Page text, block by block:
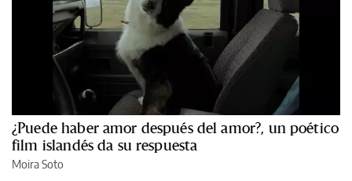
¿Puede haber amor después del amor?, un poético
film islandés da su respuesta
Moira Soto